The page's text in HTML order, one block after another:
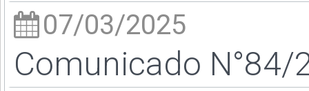
07/03/2025
Comunicado N°84/